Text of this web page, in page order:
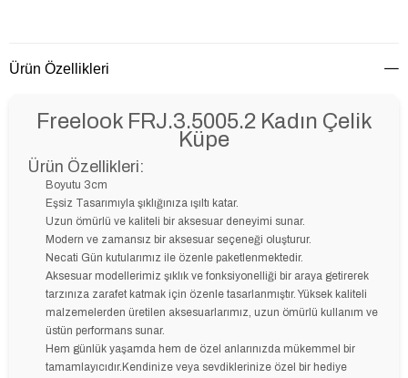
Ürün Özellikleri
Freelook FRJ.3.5005.2 Kadın Çelik
Küpe
Ürün Özellikleri:
Boyutu 3cm
Eşsiz Tasarımıyla şıklığınıza ışıltı katar.
Uzun ömürlü ve kaliteli bir aksesuar deneyimi sunar.
Modern ve zamansız bir aksesuar seçeneği oluşturur.
Necati Gün kutularımız ile özenle paketlenmektedir.
Aksesuar modellerimiz şıklık ve fonksiyonelliği bir araya getirerek
tarzınıza zarafet katmak için özenle tasarlanmıştır. Yüksek kaliteli
malzemelerden üretilen aksesuarlarımız, uzun ömürlü kullanım ve
üstün performans sunar.
Hem günlük yaşamda hem de özel anlarınızda mükemmel bir
tamamlayıcıdır.Kendinize veya sevdiklerinize özel bir hediye